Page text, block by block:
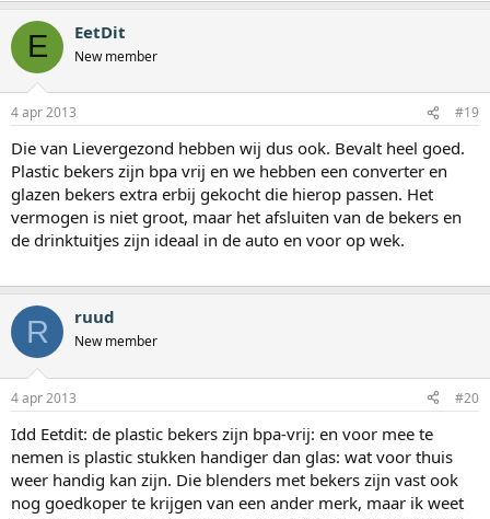
E EetDit
New member
4 apr 2013 #19
Die van Lievergezond hebben wij dus ook. Bevalt heel goed.
Plastic bekers zijn bpa vrij en we hebben een converter en
glazen bekers extra erbij gekocht die hierop passen. Het
vermogen is niet groot, maar het afsluiten van de bekers en
de drinktuitjes zijn ideaal in de auto en voor op wek.
R ruud
New member
4 apr 2013 #20
Idd Eetdit: de plastic bekers zijn bpa-vrij: en voor mee te
nemen is plastic stukken handiger dan glas: wat voor thuis
weer handig kan zijn. Die blenders met bekers zijn vast ook
nog goedkoper te krijgen van een ander merk, maar ik weet